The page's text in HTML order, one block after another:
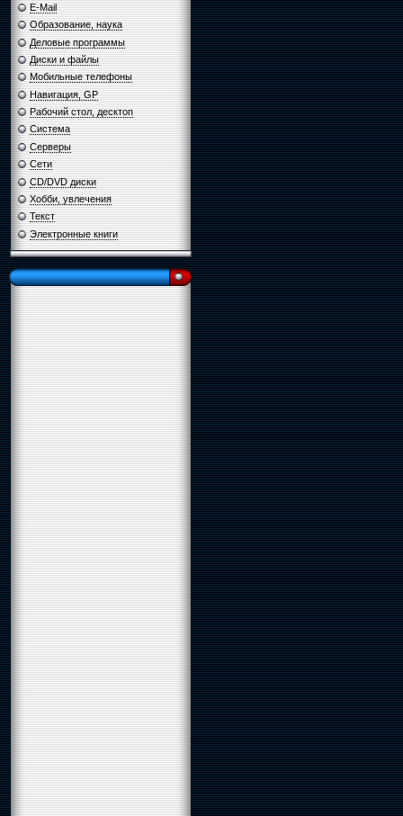
E-Mail
Образование, наука
Деловые программы
Диски и файлы
Мобильные телефоны
Навигация, GP
Рабочий стол, десктоп
Система
Серверы
Сети
CD/DVD диски
Хобби, увлечения
Текст
Электронные книги